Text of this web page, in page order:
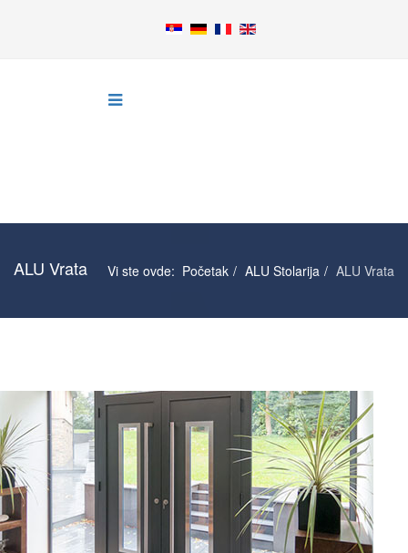
ALU Vrata Vi ste ovde: Početak ALU Stolarija ALU Vrata